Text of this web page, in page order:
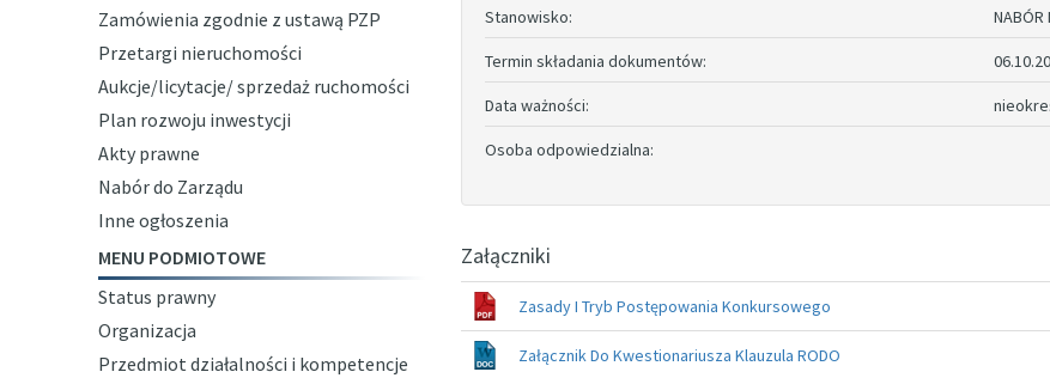
Zamówienia zgodnie z ustawą PZP
Przetargi nieruchomości
Aukcje/licytacje/ sprzedaż ruchomości
Plan rozwoju inwestycji
Akty prawne
Nabór do Zarządu
Inne ogłoszenia
MENU PODMIOTOWE
Status prawny
Organizacja
Przedmiot działalności i kompetencje
Stanowisko: NABÓR
Termin składania dokumentów:
Data ważności:
Osoba odpowiedzialna:
Załączniki
Zasady I Tryb Postępowania Konkursowego
Załącznik Do Kwestionariusza Klauzula RODO